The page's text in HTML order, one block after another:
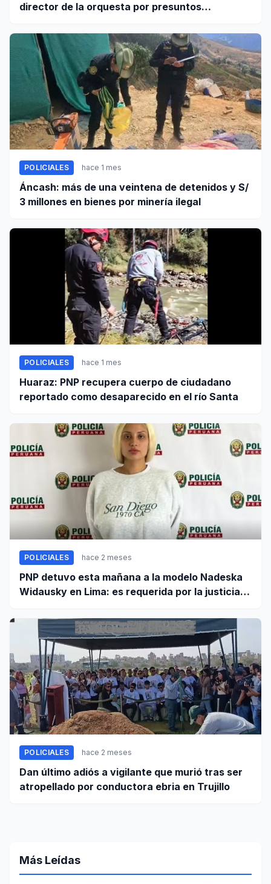
director de la orquesta por presuntos
POLICIALES hace 1 mes
Áncash: más de una veintena de detenidos y S/
3 millones en bienes por minería ilegal
POLICIALES hace 1 mes
Huaraz: PNP recupera cuerpo de ciudadano
reportado como desaparecido en el río Santa
POLICIALES hace 2 meses
PNP detuvo esta mañana a la modelo Nadeska
Widausky en Lima: es requerida por la justicia
POLICIALES hace 2 meses
Dan último adiós a vigilante que murió tras ser
atropellado por conductora ebria en Trujillo
Más Leídas